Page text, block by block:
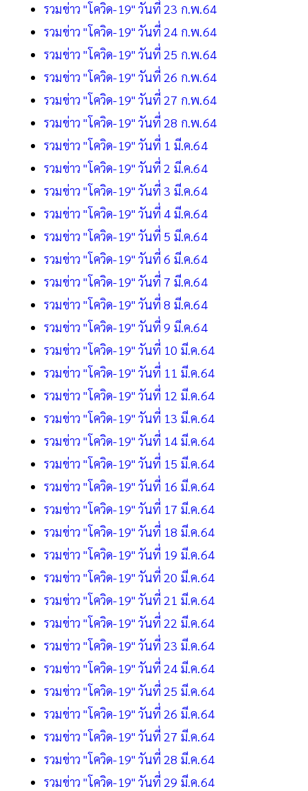
รวมข่าว "โควิด-19" วันที่ 23 ก.พ.64
รวมข่าว "โควิด-19" วันที่ 24 ก.พ.64
รวมข่าว "โควิด-19" วันที่ 25 ก.พ.64
รวมข่าว "โควิด-19" วันที่ 26 ก.พ.64
รวมข่าว "โควิด-19" วันที่ 27 ก.พ.64
รวมข่าว "โควิด-19" วันที่ 28 ก.พ.64
รวมข่าว "โควิด-19" วันที่ 1 มี.ค.64
รวมข่าว "โควิด-19" วันที่ 2 มี.ค.64
รวมข่าว "โควิด-19" วันที่ 3 มี.ค.64
รวมข่าว "โควิด-19" วันที่ 4 มี.ค.64
รวมข่าว "โควิด-19" วันที่ 5 มี.ค.64
รวมข่าว "โควิด-19" วันที่ 6 มี.ค.64
รวมข่าว "โควิด-19" วันที่ 7 มี.ค.64
รวมข่าว "โควิด-19" วันที่ 8 มี.ค.64
รวมข่าว "โควิด-19" วันที่ 9 มี.ค.64
รวมข่าว "โควิด-19" วันที่ 10 มี.ค.64
รวมข่าว "โควิด-19" วันที่ 11 มี.ค.64
รวมข่าว "โควิด-19" วันที่ 12 มี.ค.64
รวมข่าว "โควิด-19" วันที่ 13 มี.ค.64
รวมข่าว "โควิด-19" วันที่ 14 มี.ค.64
รวมข่าว "โควิด-19" วันที่ 15 มี.ค.64
รวมข่าว "โควิด-19" วันที่ 16 มี.ค.64
รวมข่าว "โควิด-19" วันที่ 17 มี.ค.64
รวมข่าว "โควิด-19" วันที่ 18 มี.ค.64
รวมข่าว "โควิด-19" วันที่ 19 มี.ค.64
รวมข่าว "โควิด-19" วันที่ 20 มี.ค.64
รวมข่าว "โควิด-19" วันที่ 21 มี.ค.64
รวมข่าว "โควิด-19" วันที่ 22 มี.ค.64
รวมข่าว "โควิด-19" วันที่ 23 มี.ค.64
รวมข่าว "โควิด-19" วันที่ 24 มี.ค.64
รวมข่าว "โควิด-19" วันที่ 25 มี.ค.64
รวมข่าว "โควิด-19" วันที่ 26 มี.ค.64
รวมข่าว "โควิด-19" วันที่ 27 มี.ค.64
รวมข่าว "โควิด-19" วันที่ 28 มี.ค.64
รวมข่าว "โควิด-19" วันที่ 29 มี.ค.64